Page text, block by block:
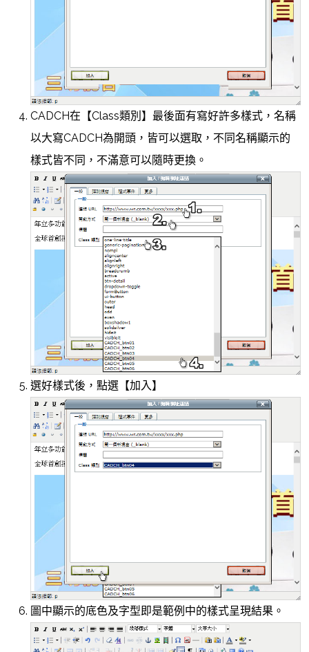
CADCH在【Class類別】最後面有寫好許多樣式，名稱
以大寫CADCH為開頭，皆可以選取，不同名稱顯示的
樣式皆不同，不滿意可以隨時更換。
選好樣式後，點選【加入】
圖中顯示的底色及字型即是範例中的樣式呈現結果。